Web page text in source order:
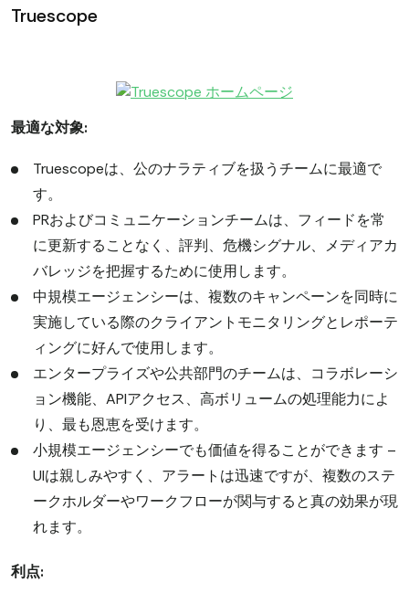
Truescope
最適な対象:
Truescopeは、公のナラティブを扱うチームに最適で
す。
PRおよびコミュニケーションチームは、フィードを常
に更新することなく、評判、危機シグナル、メディアカ
バレッジを把握するために使用します。
中規模エージェンシーは、複数のキャンペーンを同時に
実施している際のクライアントモニタリングとレポーテ
ィングに好んで使用します。
エンタープライズや公共部門のチームは、コラボレーシ
ョン機能、APIアクセス、高ボリュームの処理能力によ
り、最も恩恵を受けます。
小規模エージェンシーでも価値を得ることができます –
UIは親しみやすく、アラートは迅速ですが、複数のステ
ークホルダーやワークフローが関与すると真の効果が現
れます。
利点: